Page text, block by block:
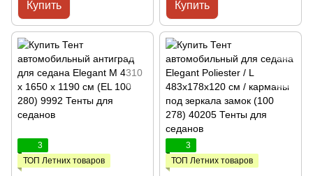
Купить Купить
3
ТОП Летних товаров
3
ТОП Летних товаров